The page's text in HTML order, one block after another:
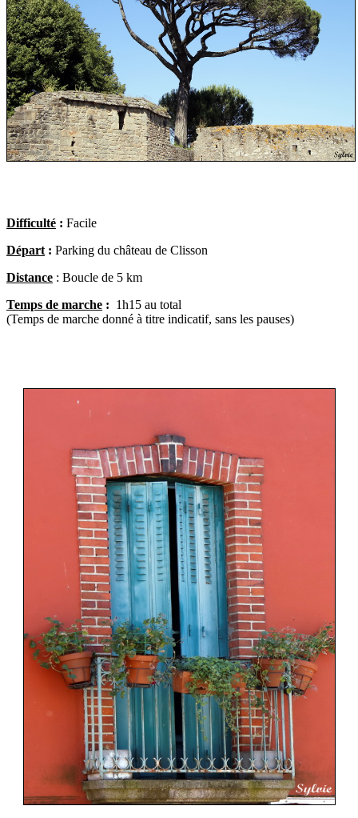
Difficulté : Facile
Départ : Parking du château de Clisson
Distance : Boucle de 5 km
Temps de marche : 1h15 au total
(Temps de marche donné à titre indicatif, sans les pauses)